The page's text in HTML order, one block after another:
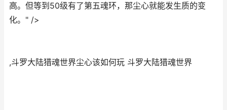
高。但等到50级有了第五魂环，那尘心就能发生质的变
化。" />
,斗罗大陆猎魂世界尘心该如何玩 斗罗大陆猎魂世界